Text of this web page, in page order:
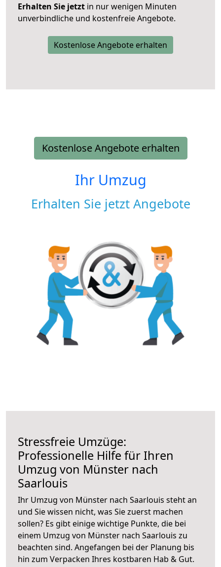
Erhalten Sie jetzt in nur wenigen Minuten
unverbindliche und kostenfreie Angebote.
Kostenlose Angebote erhalten
Kostenlose Angebote erhalten
Ihr Umzug
Erhalten Sie jetzt Angebote
Stressfreie Umzüge:
Professionelle Hilfe für Ihren
Umzug von Münster nach
Saarlouis
Ihr Umzug von Münster nach Saarlouis steht an
und Sie wissen nicht, was Sie zuerst machen
sollen? Es gibt einige wichtige Punkte, die bei
einem Umzug von Münster nach Saarlouis zu
beachten sind. Angefangen bei der Planung bis
hin zum Verpacken Ihres kostbaren Hab & Gut.